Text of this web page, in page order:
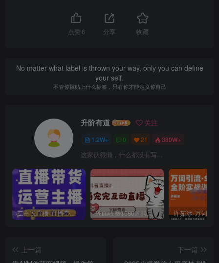
点赞 6 分享 收藏
No matter what label is thrown your way, only you can define
your self.
不管你被贴上什么标签，只有你才能定义你自己
升阶有道 关注
1.2W+ 0 21 380W+
这家伙很懒，什么都没有写...
二占说直播·直播带货主播运营课程，主播运营二合一实操课 外面收费1980的抖音萌宠宠直播项目，可虚拟人直播，抖音报白，实时互动直播【软件+详细教程】
上一篇
下一篇